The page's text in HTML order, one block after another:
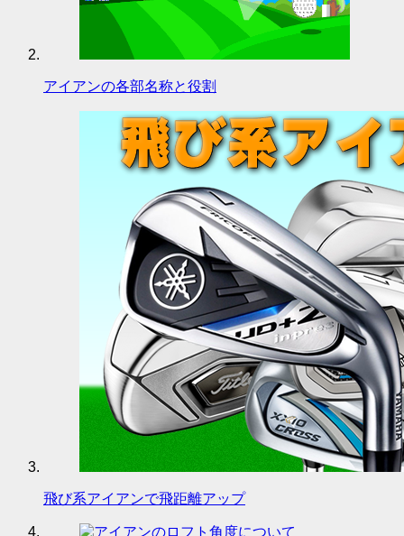
アイアンの各部名称と役割
飛び系アイアンで飛距離アップ